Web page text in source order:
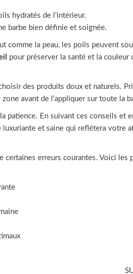
hydratés de l’intérieur.
barbe bien définie et soignée.
comme la peau, les poils peuvent
pour préserver la santé et la couleur
des produits doux et naturels.
avant de l’appliquer sur toute la
patience. En suivant ces conseils et
luxuriante et saine qui reflétera votre
certaines erreurs courantes. Voici les